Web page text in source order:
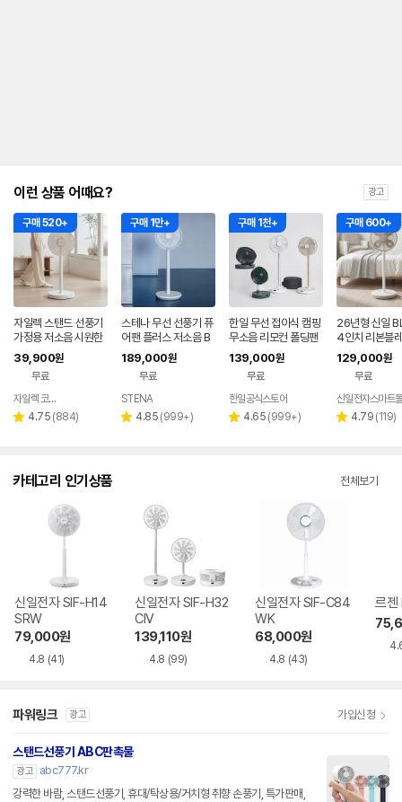
이런 상품 어때요? 광고
구매 520+
자일렉 스탠드 선풍기
가정용 저소음 시원한
사무실 리모컨 써큘레
이터 ZL-224RC
39,900원
무료
페이
자일렉 코리아
별 4.75 리
(884)
구매 1만+
스테나 무선 선풍기 퓨
어팬 플러스 저소음 B
LDC 가정용 아기 신생
아
189,000원
무료
STENA
별 4.85 리
(999+)
구매 1천+
한일 무선 접이식 캠핑
무소음 리모컨 폴딩팬
BLDC 선풍기 신제품
139,000원
무료
한일공식스토어
별 4.65 리
(999+)
구매 600+
26년형 신일
4인치 리본블
서큘레이터형
샌드 화이트
129,000원
무료
신일전자스마트
별 4.79 리
(119)
카테고리 인기상품 전체보기
신일전자 SIF-H14
SRW
79,000원
4.8 (41)
신일전자 SIF-H32
CIV
139,110원
4.8 (99)
신일전자 SIF-C84
WK
68,000원
4.8 (43)
르젠
파워링크 광고 가입신청
스탠드선풍기 ABC판촉물
광고
abc777.kr
강력한 바람, 스탠드선풍기, 휴대/탁상용/거치형 취향 손풍기, 특가판매,